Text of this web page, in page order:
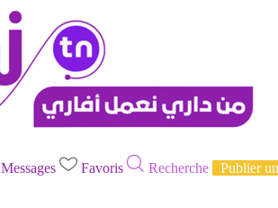
Messages Favoris Recherche Publier